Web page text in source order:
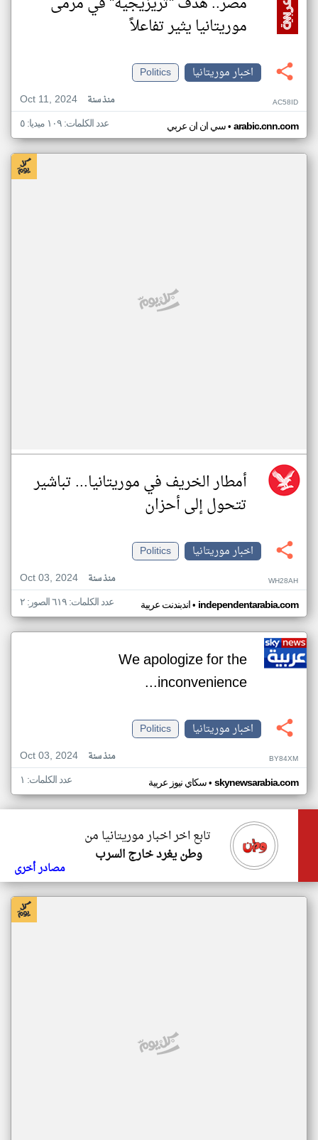
موريتانيا يثير تفاعلاً
اخبار موريتانيا
Politics
Oct 11, 2024
منذ سنة AC58ID
سي ان ان عربي• arabic.cnn.com عدد الكلمات: ١٠٩ ميديا: ٥
أمطار الخريف في موريتانيا... تباشير
تتحول إلى أحزان
اخبار موريتانيا
Politics
Oct 03, 2024
منذ سنة WH28AH
اندبندنت عربية• independentarabia.com عدد الكلمات: ٦١٩ الصور: ٢
We apologize for the
inconvenience...
اخبار موريتانيا
Politics
Oct 03, 2024
منذ سنة BY84XM
سكاي نيوز عربية• skynewsarabia.com عدد الكلمات: ١
تابع اخر اخبار موريتانيا من
وطن يغرد خارج السرب
مصادر أخرى